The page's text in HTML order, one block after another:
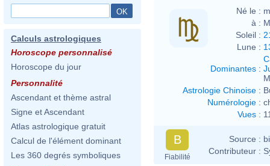
Calculs astrologiques
Horoscope personnalisé
Horoscope du jour
Personnalité
Ascendant et thème astral
Signe et Ascendant
Atlas astrologique gratuit
Calcul de l'élément dominant
Les 360 degrés symboliques
Né le :
à :
Soleil :
Lune :
Dominantes :
Astrologie Chinoise :
Numérologie :
Vues :
B
Fiabilité
Source :
Contributeur :